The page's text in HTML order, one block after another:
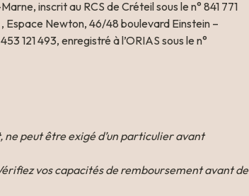
inscrit au RCS de Créteil sous le n° 841 771
, Espace Newton, 46/48 boulevard Einstein –
121 493, enregistré à l’ORIAS sous le n°
ne peut être exigé d’un particulier avant
vos capacités de remboursement avant de